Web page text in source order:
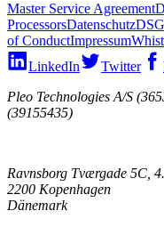
Master Service Agreement
ProcessorsDatenschutz
of ConductImpressum
LinkedIn
Twitter
Pleo Technologies A/S
(39155435)
Ravnsborg Tværgade 5C, 4.
2200 Kopenhagen
Dänemark